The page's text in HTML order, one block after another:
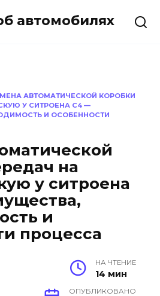
автомобилях
АВТОМАТИЧЕСКОЙ КОРОБКИ
У СИТРОЕНА С4 —
И ОСОБЕННОСТИ
на
у ситроена
и
процесса
НА ЧТЕНИЕ
14 мин
ОПУБЛИКОВАНО